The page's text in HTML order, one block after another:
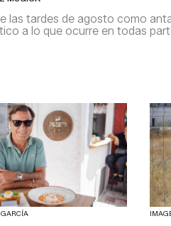
las tardes de agosto como
a lo que ocurre en todas